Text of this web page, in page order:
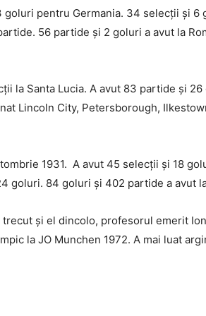
pentru Germania. 34 selecții și 6
56 partide și 2 goluri a avut la
la Santa Lucia. A avut 83 partide și
Lincoln City, Petersborough,
1931. A avut 45 selecții și 18
goluri. 84 goluri și 402 partide a avut
și el dincolo, profesorul emerit
la JO Munchen 1972. A mai luat